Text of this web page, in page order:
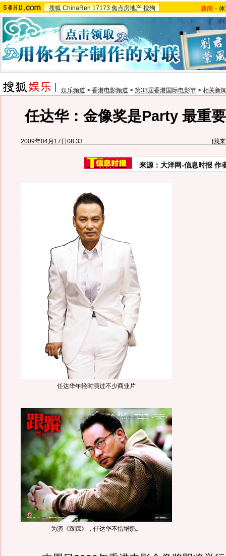
搜狐 ChinaRen 17173 焦点房地产 搜狗 新闻 -
娱乐频道 > 香港电影频道 > 第33届香港国际电影节 > 相关新
任达华：金像奖是Party 最重
2009年04月17日08:33 [我
来源： 大洋网-信息时报 作
任达华年轻时演过不少商业片
为演《跟踪》，任达华不惜增肥。